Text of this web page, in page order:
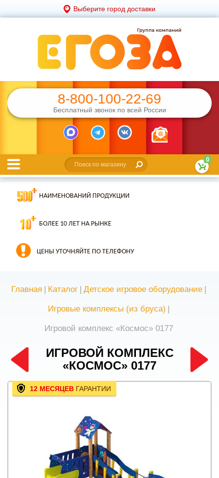
Выберите город доставки
8-800-100-22-69
Бесплатный звонок по всей России
0
НАИМЕНОВАНИЙ ПРОДУКЦИИ
БОЛЕЕ 10 ЛЕТ НА РЫНКЕ
ЦЕНЫ УТОЧНЯЙТЕ ПО ТЕЛЕФОНУ
Главная | Каталог | Детское игровое оборудование |
Игровые комплексы (из бруса) |
Игровой комплекс «Космос» 0177
ИГРОВОЙ КОМПЛЕКС
«КОСМОС» 0177
12 МЕСЯЦЕВ ГАРАНТИИ